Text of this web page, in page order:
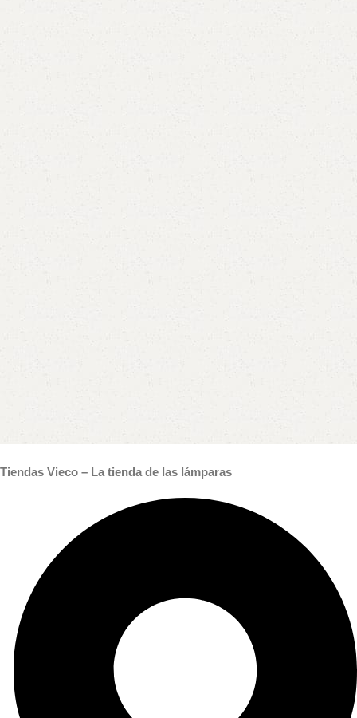
Tiendas Vieco – La tienda de las lámparas